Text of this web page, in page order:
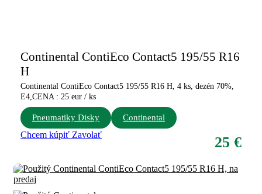
Continental ContiEco Contact5 195/55 R16
H
Continental ContiEco Contact5 195/55 R16 H, 4 ks, dezén 70%,
E4,CENA : 25 eur / ks
Pneumatiky Disky Continental
25 €
Chcem kúpiť Zavolať